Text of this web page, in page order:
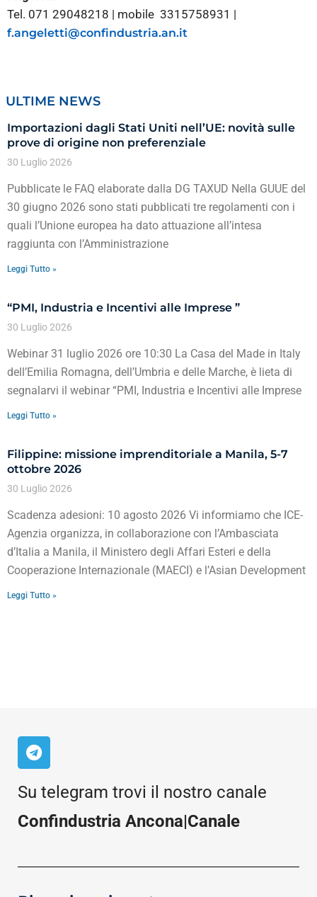
Tel. 071 29048218 | mobile 3315758931 |
f.angeletti@confindustria.an.it
ULTIME NEWS
Importazioni dagli Stati Uniti nell’UE: novità sulle
prove di origine non preferenziale
30 Luglio 2026
Pubblicate le FAQ elaborate dalla DG TAXUD Nella GUUE del
30 giugno 2026 sono stati pubblicati tre regolamenti con i
quali l’Unione europea ha dato attuazione all’intesa
raggiunta con l’Amministrazione
Leggi Tutto »
“PMI, Industria e Incentivi alle Imprese ”
30 Luglio 2026
Webinar 31 luglio 2026 ore 10:30 La Casa del Made in Italy
dell’Emilia Romagna, dell’Umbria e delle Marche, è lieta di
segnalarvi il webinar “PMI, Industria e Incentivi alle Imprese
Leggi Tutto »
Filippine: missione imprenditoriale a Manila, 5-7
ottobre 2026
30 Luglio 2026
Scadenza adesioni: 10 agosto 2026 Vi informiamo che ICE-
Agenzia organizza, in collaborazione con l’Ambasciata
d’Italia a Manila, il Ministero degli Affari Esteri e della
Cooperazione Internazionale (MAECI) e l’Asian Development
Leggi Tutto »
Su telegram trovi il nostro canale
Confindustria Ancona|Canale